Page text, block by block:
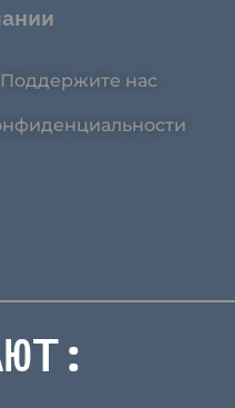
Поддержите нас